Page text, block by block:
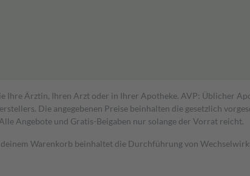
Ihre Ärztin, Ihren Arzt oder in Ihrer Apotheke. AVP: Üblicher
Die angegebenen Preise beinhalten die gesetzlich
Angebote und Gratis-Beigaben nur solange der Vorrat reicht.
Warenkorb beinhaltet die Durchführung von